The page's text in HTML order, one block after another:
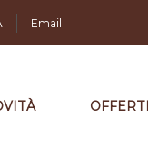
Email